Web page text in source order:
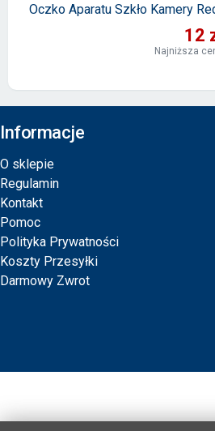
Oczko Aparatu Szkło Kamery
12
Najniższa
Informacje
O sklepie
Regulamin
Kontakt
Pomoc
Polityka Prywatności
Koszty Przesyłki
Darmowy Zwrot